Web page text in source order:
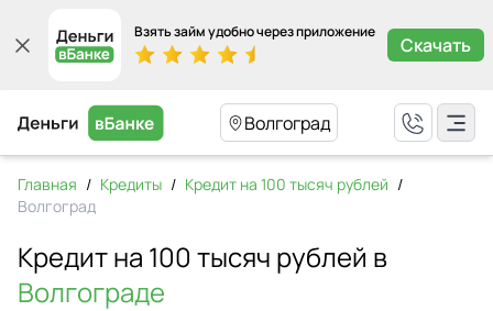
Взять займ удобно через приложение
Скачать
Волгоград
Главная / Кредиты / Кредит на 100 тысяч рублей /
Волгоград
Кредит на 100 тысяч рублей в
Волгограде